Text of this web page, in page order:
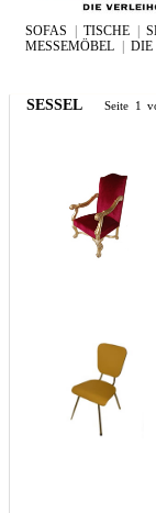
SOFAS |TISCHE |
MESSEMÖBEL |DIE
SESSEL Seite